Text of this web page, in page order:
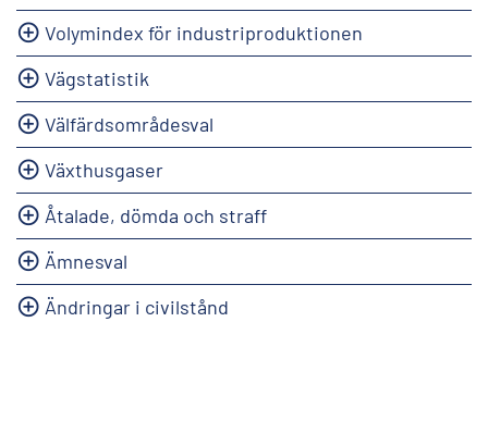
Volymindex för industriproduktionen
Vägstatistik
Välfärdsområdesval
Växthusgaser
Åtalade, dömda och straff
Ämnesval
Ändringar i civilstånd